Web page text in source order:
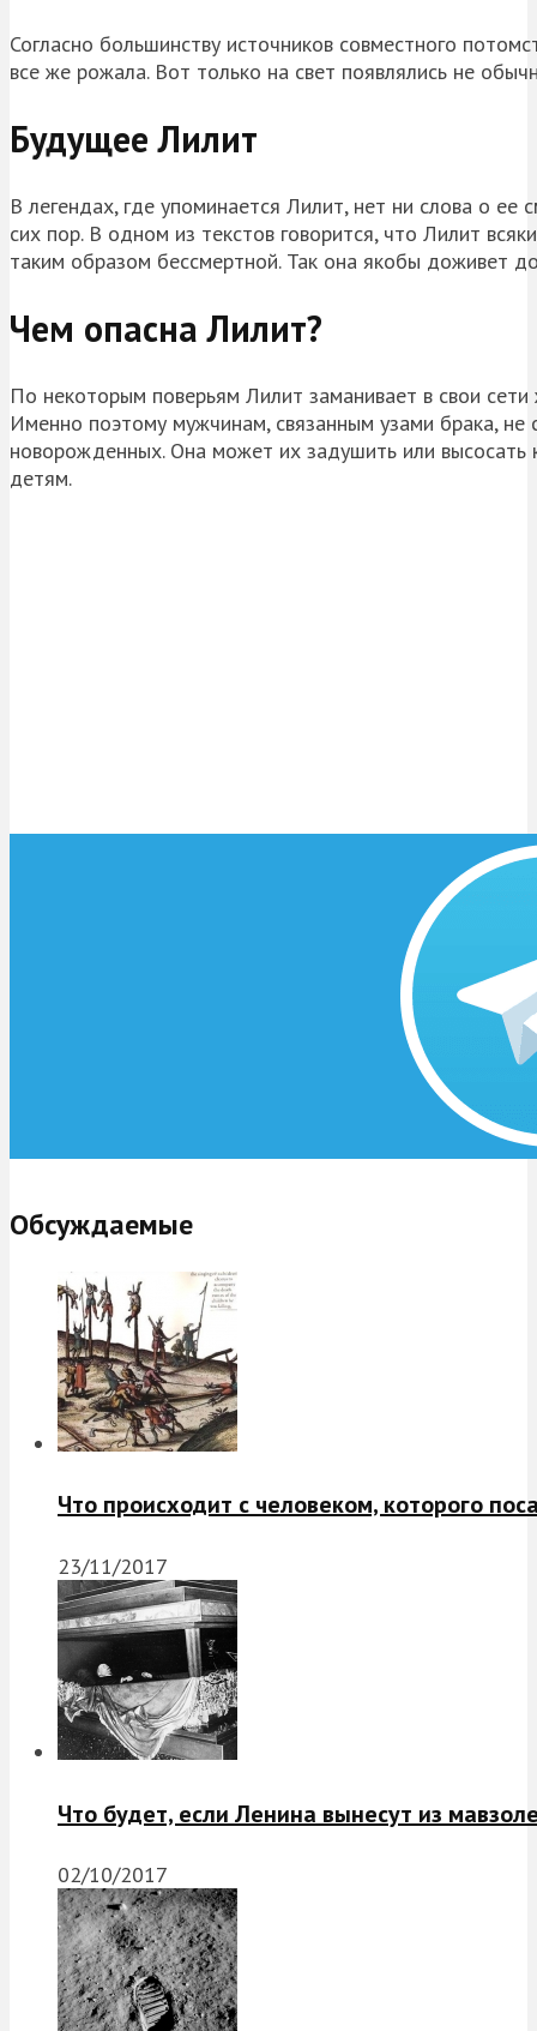
Согласно большинству источников совместного
все же рожала. Вот только на свет появлялись не
Будущее Лилит
В легендах, где упоминается Лилит, нет ни слова о
сих пор. В одном из текстов говорится, что Лилит
таким образом бессмертной. Так она якобы доживет
Чем опасна Лилит?
По некоторым поверьям Лилит заманивает в свои
Именно поэтому мужчинам, связанным узами брака,
новорожденных. Она может их задушить или
детям.
Обсуждаемые
Что происходит с человеком, которого
23/11/2017
Что будет, если Ленина вынесут из
02/10/2017